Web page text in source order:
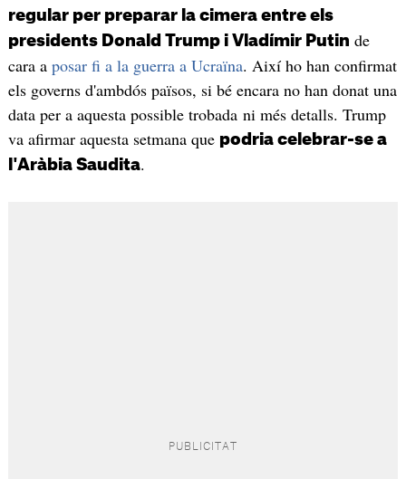
regular per preparar la cimera entre els
presidents Donald Trump i Vladímir Putin de
cara a posar fi a la guerra a Ucraïna. Així ho han confirmat
els governs d'ambdós països, si bé encara no han donat una
data per a aquesta possible trobada ni més detalls. Trump
va afirmar aquesta setmana que podria celebrar-se a
l'Aràbia Saudita.